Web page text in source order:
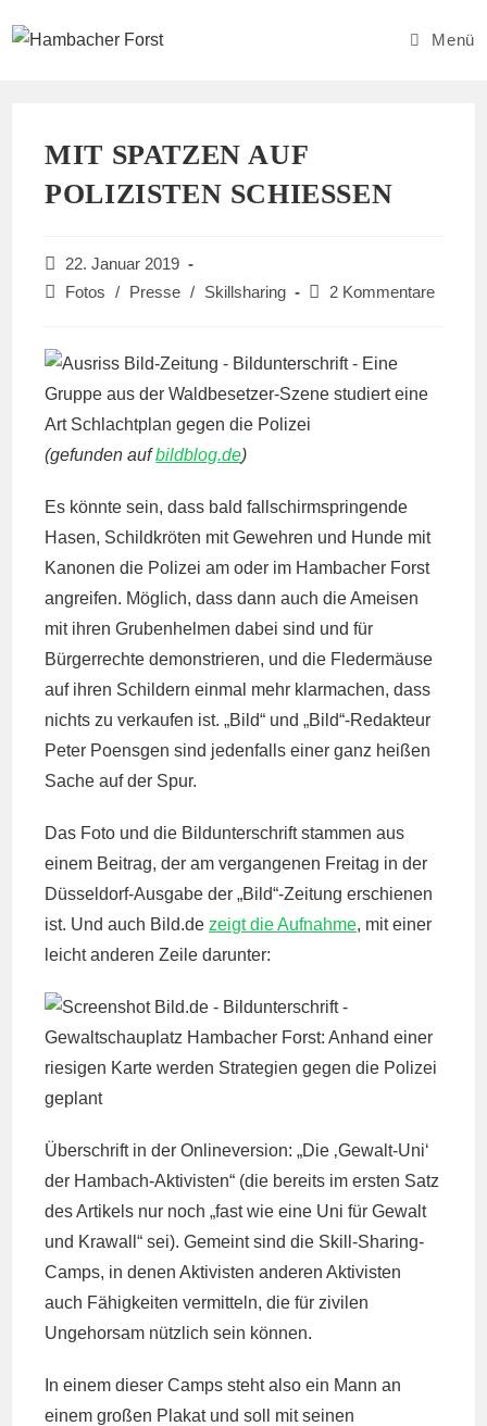
Inhalt
Menü
MIT SPATZEN AUF
POLIZISTEN SCHIESSEN
Beitrag
veröffentlicht:
22. Januar 2019
Beitrags-
Fotos / Presse / Skillsharing
Beitrags-
2 Kommentare
(gefunden aufbildblog.de)
Es könnte sein, dass bald fallschirmspringende
Hasen, Schildkröten mit Gewehren und Hunde mit
Kanonen die Polizei am oder im Hambacher Forst
angreifen. Möglich, dass dann auch die Ameisen
mit ihren Grubenhelmen dabei sind und für
Bürgerrechte demonstrieren, und die Fledermäuse
auf ihren Schildern einmal mehr klarmachen, dass
nichts zu verkaufen ist. „Bild“ und „Bild“-Redakteur
Peter Poensgen sind jedenfalls einer ganz heißen
Sache auf der Spur.
Das Foto und die Bildunterschrift stammen aus
einem Beitrag, der am vergangenen Freitag in der
Düsseldorf-Ausgabe der „Bild“-Zeitung erschienen
ist. Und auch Bild.dezeigt die Aufnahme, mit einer
leicht anderen Zeile darunter:
Überschrift in der Onlineversion: „Die ‚Gewalt-Uni‘
der Hambach-Aktivisten“ (die bereits im ersten Satz
des Artikels nur noch „fast wie eine Uni für Gewalt
und Krawall“ sei). Gemeint sind die Skill-Sharing-
Camps, in denen Aktivisten anderen Aktivisten
auch Fähigkeiten vermitteln, die für zivilen
Ungehorsam nützlich sein können.
In einem dieser Camps steht also ein Mann an
einem großen Plakat und soll mit seinen